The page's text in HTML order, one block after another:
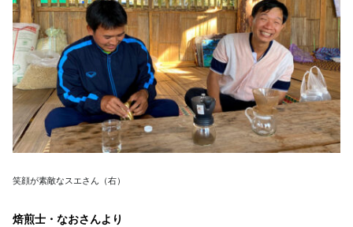
笑顔が素敵なスエさん（右）
焙煎士・なおさんより